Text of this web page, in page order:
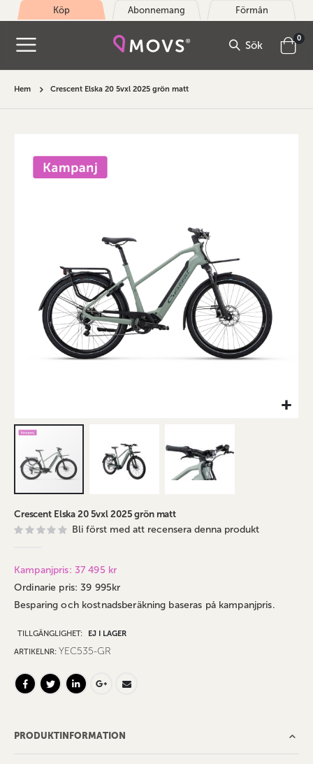
Köp Abonnemang Förmån
Sök Cart
0
Hem Crescent Elska 20 5vxl 2025 grön matt
till
början
Crescent Elska 20 5vxl 2025 grön matt
Bli först med att recensera denna produkt
Kampanjpris: 37 495 kr
Ordinarie pris: 39 995kr
Besparing och kostnadsberäkning baseras på kampanjpris.
TILLGÄNGLIGHET:
EJ I LAGER
ARTIKELNR YEC535-GR
PRODUKTINFORMATION